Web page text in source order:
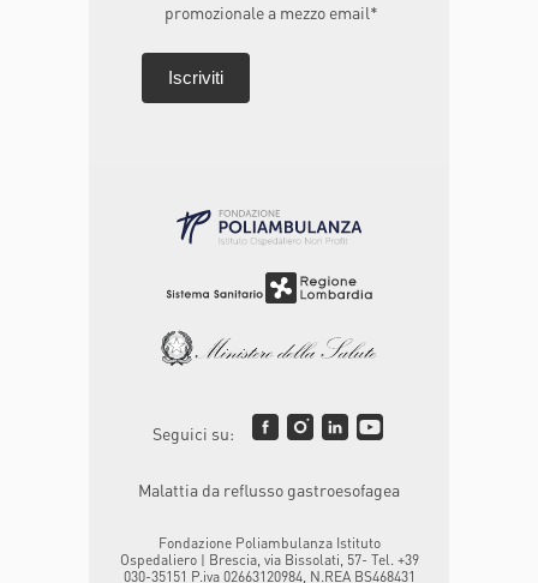
promozionale a mezzo email*
Seguici su:
Malattia da reflusso gastroesofagea
Fondazione Poliambulanza Istituto
Ospedaliero | Brescia, via Bissolati, 57- Tel. +39
030-35151 P.iva 02663120984, N.REA BS468431